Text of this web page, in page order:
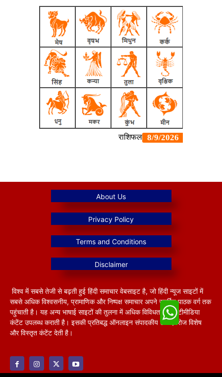
विश्व में सबसे तेजी से बढ़ती हुई हिंदी समाचार वेबसाइट है, जो हिंदी न्यूज साइटों में
सबसे अधिक विश्वसनीय, प्रामाणिक और निष्पक्ष समाचार अपने समर्पित पाठक वर्ग तक
पहुंचाती है। यह अन्य भाषाई साइटों की तुलना में अधिक विविधतापूर्ण मल्टीमीडिया
कंटेंट उपलब्ध कराती है। इसकी प्रतिबद्ध ऑनलाइन संपादकीय टीम हररोज विशेष
और विस्तृत कंटेंट देती है।